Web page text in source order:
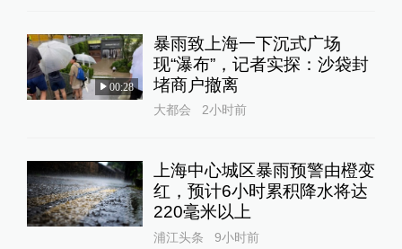
00:28
暴雨致上海一下沉式广场
现“瀑布”，记者实探：沙袋封
堵商户撤离
大都会 2小时前
上海中心城区暴雨预警由橙变
红，预计6小时累积降水将达
220毫米以上
浦江头条 9小时前